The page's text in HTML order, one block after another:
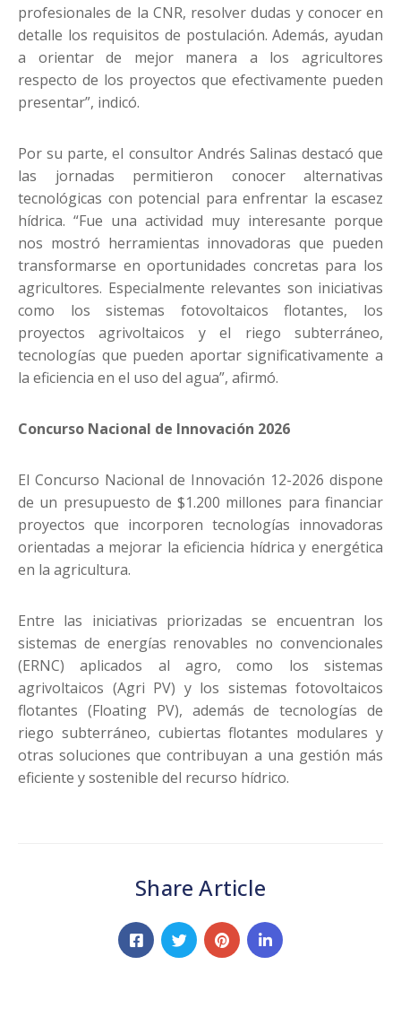
profesionales de la CNR, resolver dudas y conocer en
detalle los requisitos de postulación. Además, ayudan
a orientar de mejor manera a los agricultores
respecto de los proyectos que efectivamente pueden
presentar”, indicó.
Por su parte, el consultor Andrés Salinas destacó que
las jornadas permitieron conocer alternativas
tecnológicas con potencial para enfrentar la escasez
hídrica. “Fue una actividad muy interesante porque
nos mostró herramientas innovadoras que pueden
transformarse en oportunidades concretas para los
agricultores. Especialmente relevantes son iniciativas
como los sistemas fotovoltaicos flotantes, los
proyectos agrivoltaicos y el riego subterráneo,
tecnologías que pueden aportar significativamente a
la eficiencia en el uso del agua”, afirmó.
Concurso Nacional de Innovación 2026
El Concurso Nacional de Innovación 12-2026 dispone
de un presupuesto de $1.200 millones para financiar
proyectos que incorporen tecnologías innovadoras
orientadas a mejorar la eficiencia hídrica y energética
en la agricultura.
Entre las iniciativas priorizadas se encuentran los
sistemas de energías renovables no convencionales
(ERNC) aplicados al agro, como los sistemas
agrivoltaicos (Agri PV) y los sistemas fotovoltaicos
flotantes (Floating PV), además de tecnologías de
riego subterráneo, cubiertas flotantes modulares y
otras soluciones que contribuyan a una gestión más
eficiente y sostenible del recurso hídrico.
Share Article